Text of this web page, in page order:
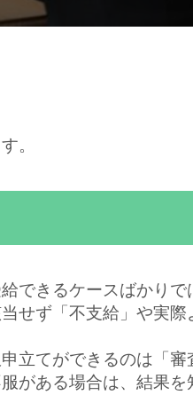
。
できるケースばかりで
せず「不支給」や実際
立てができるのは「審
がある場合は、結果を